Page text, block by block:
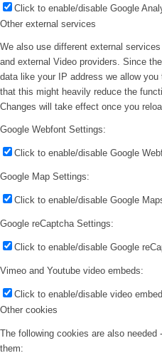
Click to enable/disable Google
Other external services
We also use different external
and external Video providers. Since
data like your IP address we allow
that this might heavily reduce the
Changes will take effect once you
Google Webfont Settings:
Click to enable/disable Google
Google Map Settings:
Click to enable/disable Google
Google reCaptcha Settings:
Click to enable/disable Google
Vimeo and Youtube video embeds:
Click to enable/disable video
Other cookies
The following cookies are also
them: